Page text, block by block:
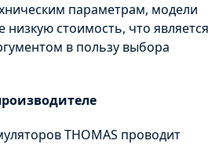
параметрам, модели
стоимость, что является
в пользу выбора
THOMAS проводит